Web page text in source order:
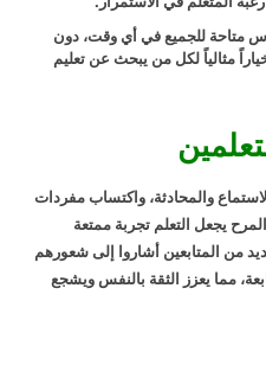
متاحة للجميع في أي وقت، دون
مثالياً لكل من يبحث عن تعليم
والمحادثة، واكتساب مفردات
يجعل التعلم تجربة ممتعة
من المتابعين أشاروا إلى شعورهم
مما يعزز الثقة بالنفس ويشجع